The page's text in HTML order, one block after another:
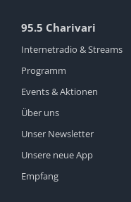
95.5 Charivari
Internetradio & Streams
Programm
Events & Aktionen
Über uns
Unser Newsletter
Unsere neue App
Empfang